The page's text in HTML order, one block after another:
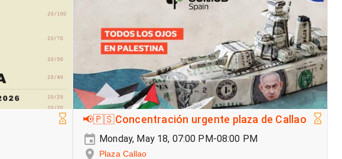
📢🇵🇸Concentración urgente plaza de Callao
Monday, May 18, 07:00 PM-08:00 PM
Plaza Callao